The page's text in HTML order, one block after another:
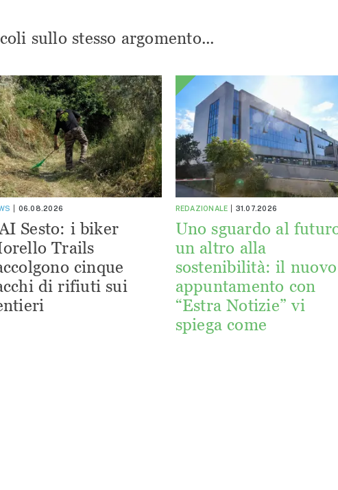
sullo stesso argomento...
06.08.2026
Sesto: i biker
Trails
cinque
di rifiuti sui
REDAZIONALE 31.07.2026
Uno sguardo al
un altro alla
sostenibilità: il nuovo
appuntamento con
“Estra Notizie” vi
spiega come